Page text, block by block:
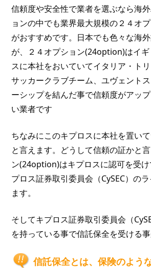
信頼度や安全性で業者を選ぶなら海
ョンの中でも業界最大規模の２４オ
がおすすめです。日本でも色々な海
が、２４オプション(24option)はイギ
スに本社をおいていてイタリア・ト
サッカークラブチーム、ユヴェント
ーシップを結んだ事で信頼度がアッ
い業者です
ちなみにこのキプロスに本社を置い
と言えます。どうして信頼の証かと
ン(24option)はキプロスに認可を受
プロス証券取引委員会（CySEC）の
ます。
そしてキプロス証券取引委員会（
を持っている事で信託保全を受ける事
信託保全とは、保険のよう